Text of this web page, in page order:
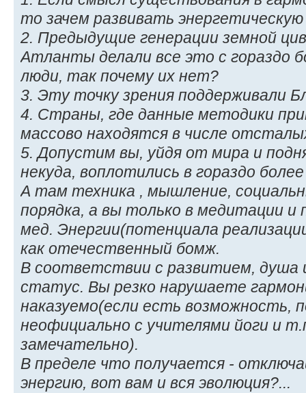
то зачем развивать
2. Предыдущие генерации земной
Атланты делали все это с гораздо
люди, так почему их нет?
3. Эту точку зрения поддерживали
4. Страны, где данные методики
массово находятся в числе
5. Допустим вы, уйдя от мира и
некуда, воплотились в гораздо
А там техника , мышление,
порядка, а вы только в медитации и
мед. Энергии(потенциала
как отечественный бомж.
В соответствии с развитием, душа
статус. Вы резко нарушаете
наказуемо(если есть возможность,
неофициально с учителями йоги и
замечательно).
В пределе что получается -
энергию, вот вам и вся эволюция?...